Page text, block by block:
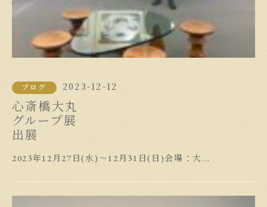
ブログ 2023-12-12
心斎橋大丸
グループ展
出展
2023年12月27日(水)～12月31日(日)会場：大...